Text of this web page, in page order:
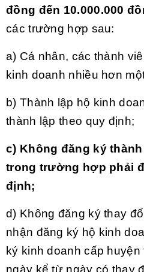
đồng đến 10.000.000
các trường hợp sau:
a) Cá nhân, các thành
kinh doanh nhiều hơn
b) Thành lập hộ kinh
thành lập theo quy định;
c) Không đăng ký
trong trường hợp phải
định;
d) Không đăng ký thay
nhận đăng ký hộ kinh
ký kinh doanh cấp